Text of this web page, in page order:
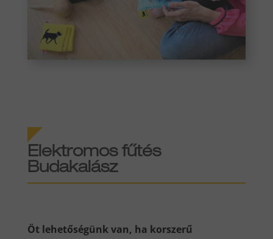
Elektromos fűtés
Budakalász
Öt lehetőségünk van, ha korszerű